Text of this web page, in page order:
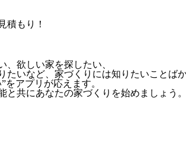
、欲しい家を探したい、
たいなど、家づくりには知りたいことばか
をアプリが応えます。
と共にあなたの家づくりを始めましょう。